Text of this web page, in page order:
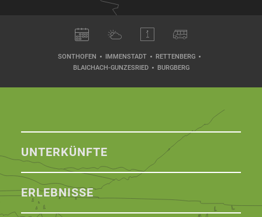
SONTHOFEN IMMENSTADT
RETTENBERG
BLAICHACH-GUNZESRIED
BURGBERG
UNTERKÜNFTE
ERLEBNISSE